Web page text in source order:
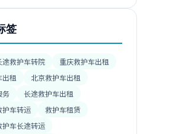
签
途救护车转院
重庆救护车出租
出租
北京救护车出租
务
长途救护车出租
护车转运
救护车租赁
护车长途转运